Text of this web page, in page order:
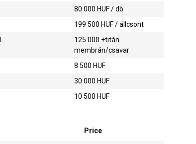
80 000 HUF / db
199 500 HUF / állcsont
125 000 +titán
membrán/csavar
8 500 HUF
30 000 HUF
10 500 HUF
Price